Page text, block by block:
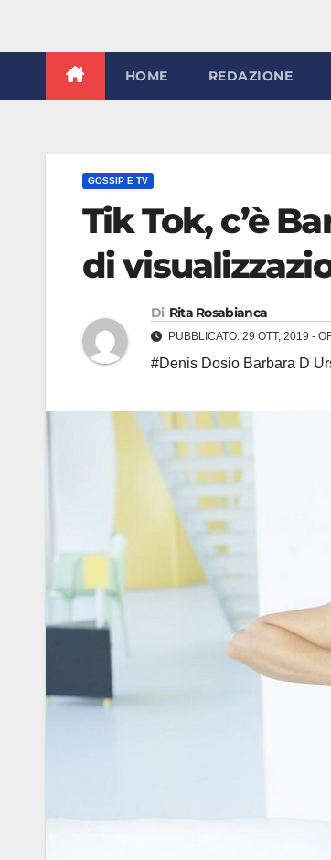
HOME REDAZIONE
GOSSIP E TV
Tik Tok, c’è
di
Di Rita Rosabianca
PUBBLICATO: 29 OTT, 2019 -
#Denis Dosio Barbara D